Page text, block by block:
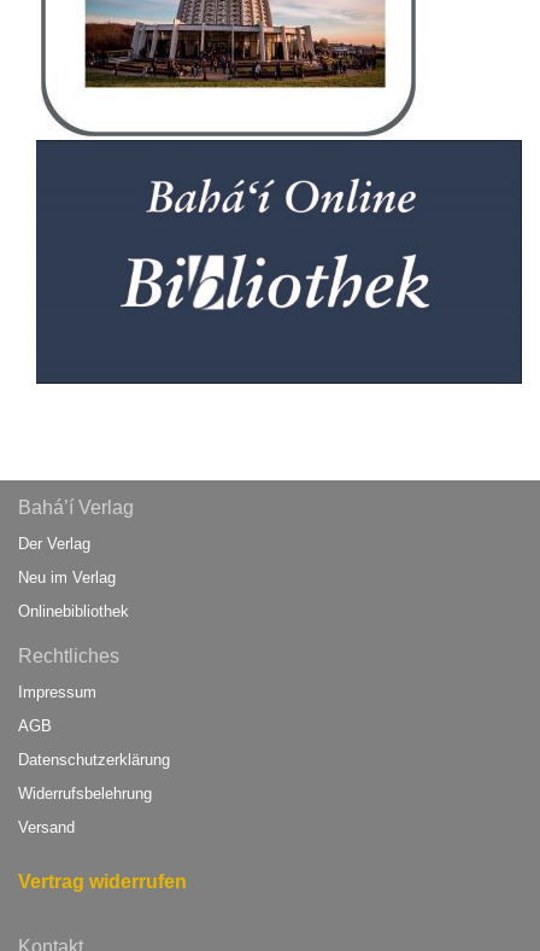
Bahá’í Verlag
Der Verlag
Neu im Verlag
Onlinebibliothek
Rechtliches
Impressum
AGB
Datenschutzerklärung
Widerrufsbelehrung
Versand
Vertrag widerrufen
Kontakt